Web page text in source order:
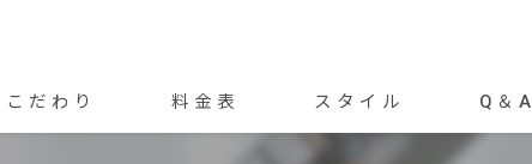
こだわり 料金表 スタイル Q＆A